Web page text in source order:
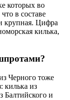
которых во
в составе
крупная. Цифра
килька,
Черного тоже
килька из
Балтийского и